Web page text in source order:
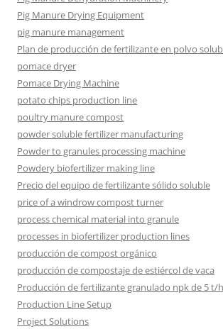
Pig Manure Drying Equipment
pig manure management
Plan de producción de fertilizante en polvo
pomace dryer
Pomace Drying Machine
potato chips production line
poultry manure compost
powder soluble fertilizer manufacturing
Powder to granules processing machine
Powdery biofertilizer making line
Precio del equipo de fertilizante sólido soluble
price of a windrow compost turner
process chemical material into granule
processes in biofertilizer production lines
producción de compost orgánico
producción de compostaje de estiércol de vaca
Producción de fertilizante granulado npk de 5 t/
Production Line Setup
Project Solutions